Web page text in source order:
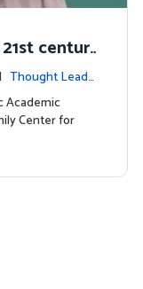
centur
Thought Leade
Academic
Center for